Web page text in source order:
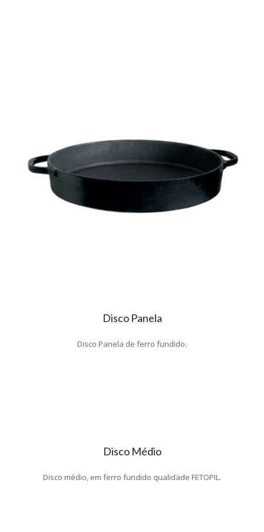
Disco Panela
Disco Panela de ferro fundido.
Disco Médio
Disco médio, em ferro fundido qualidade FETOPIL.